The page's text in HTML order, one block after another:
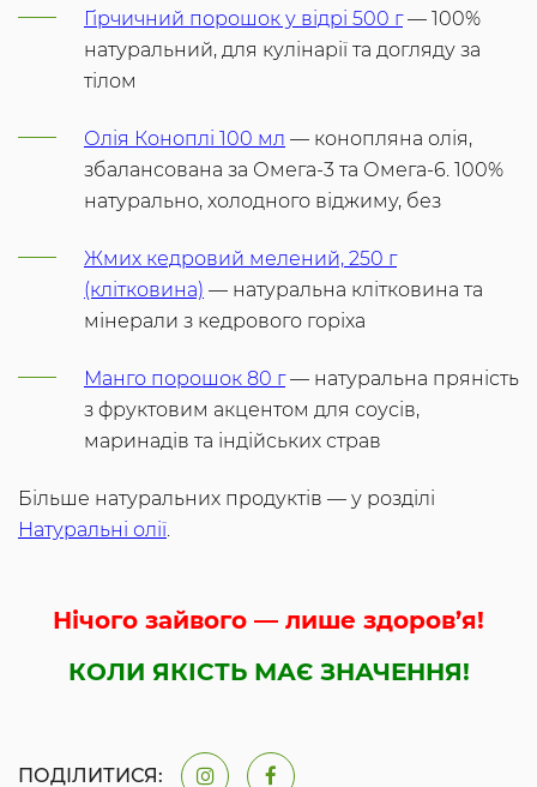
Гірчичний порошок у відрі 500 г— 100%
натуральний, для кулінарії та догляду за
тілом
Олія Коноплі 100 мл — конопляна олія,
збалансована за Омега-3 та Омега-6. 100%
натурально, холодного віджиму, без
Жмих кедровий мелений, 250 г
(клітковина) — натуральна клітковина та
мінерали з кедрового горіха
Манго порошок 80 г— натуральна пряність
з фруктовим акцентом для соусів,
маринадів та індійських страв
Більше натуральних продуктів — у розділі
Натуральні олії.
Нічого зайвого — лише здоров’я!
КОЛИ ЯКІСТЬ МАЄ ЗНАЧЕННЯ!
ПОДІЛИТИСЯ: